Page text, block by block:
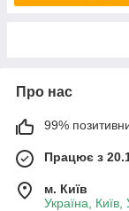
Про нас
99%
Працює з
м. Київ
Україна, Київ,